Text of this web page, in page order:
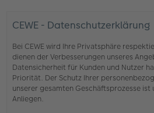
CEWE - Datenschutzerklärung
Bei CEWE wird Ihre Privatsphäre
dienen der Verbesserungen unseres
Datensicherheit für Kunden und Nutzer
Priorität. Der Schutz Ihrer
unserer gesamten Geschäftsprozesse ist
Anliegen.